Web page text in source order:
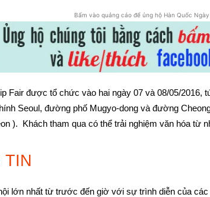
Bấm vào quảng cáo để ủng hộ Hàn Quốc
Fair được tổ chức vào hai ngày 07 và 08/05/2016,
Seoul, đường phố Mugyo-dong và đường
). Khách tham qua có thể trải nghiệm văn hóa từ
TIN
lớn nhất từ trước đến giờ với sự trình diễn của